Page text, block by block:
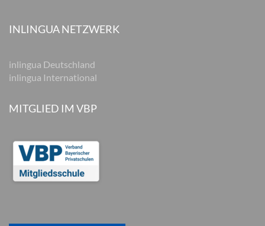
INLINGUA NETZWERK
inlingua Deutschland
inlingua International
MITGLIED IM VBP